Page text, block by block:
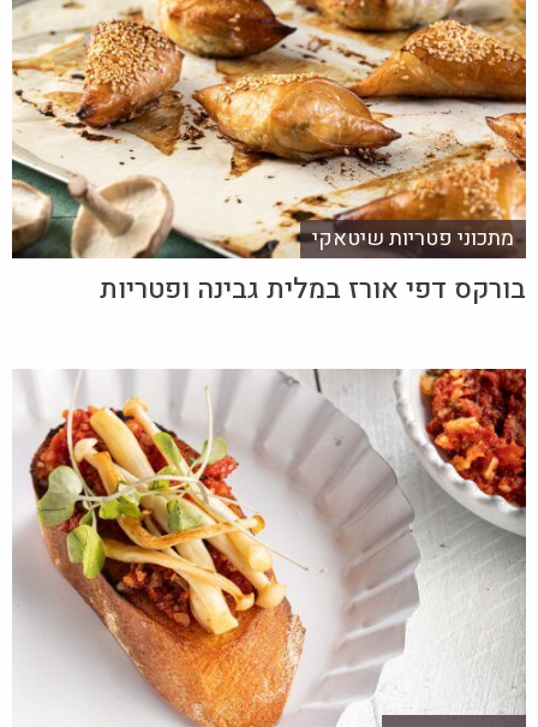
מתכוני פטריות שיטאקי
בורקס דפי אורז במלית גבינה ופטריות